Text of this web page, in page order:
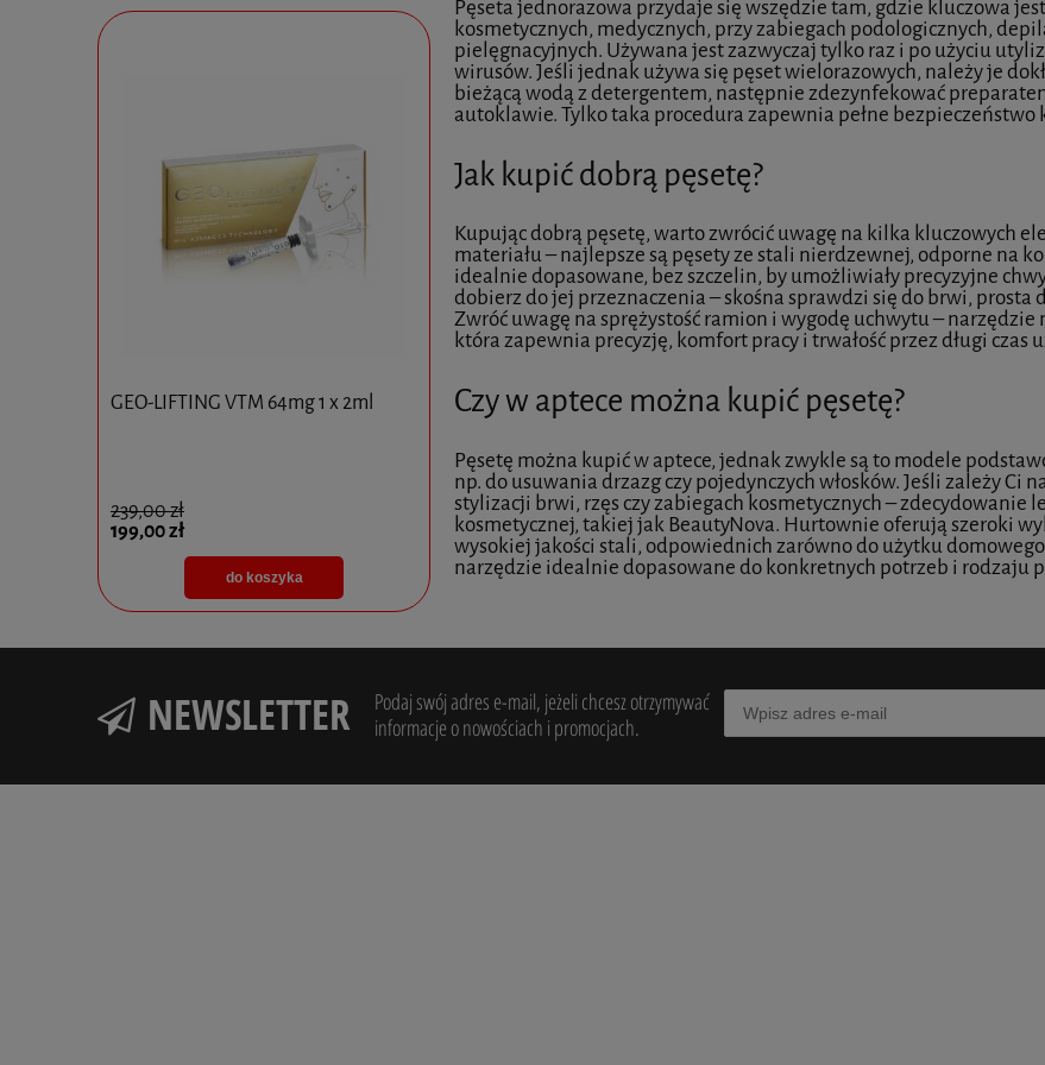
GEO-LIFTING VTM 64mg 1 x 2ml
239,00 zł
199,00 zł
do koszyka
Avajar Rejuvenating Double V Mask
165,00 zł
do koszyka
LipoLax VL 1x10ml
79,00 zł
64,00 zł
do koszyka
Pęseta jednorazowa przydaje się wszędzie tam, gdzie kluczowa
kosmetycznych, medycznych, przy zabiegach podologicznych,
pielęgnacyjnych. Używana jest zazwyczaj tylko raz i po użyciu
wirusów. Jeśli jednak używa się pęset wielorazowych, należy je
bieżącą wodą z detergentem, następnie zdezynfekować
autoklawie. Tylko taka procedura zapewnia pełne
Jak kupić dobrą pęsetę?
Kupując dobrą pęsetę, warto zwrócić uwagę na kilka kluczowych
materiału – najlepsze są pęsety ze stali nierdzewnej, odporne na
idealnie dopasowane, bez szczelin, by umożliwiały precyzyjne
dobierz do jej przeznaczenia – skośna sprawdzi się do brwi,
Zwróć uwagę na sprężystość ramion i wygodę uchwytu –
która zapewnia precyzję, komfort pracy i trwałość przez długi czas
Czy w aptece można kupić pęsetę?
Pęsetę można kupić w aptece, jednak zwykle są to modele
np. do usuwania drzazg czy pojedynczych włosków. Jeśli zależy
stylizacji brwi, rzęs czy zabiegach kosmetycznych –
kosmetycznej, takiej jak BeautyNova. Hurtownie oferują szeroki
wysokiej jakości stali, odpowiednich zarówno do użytku
narzędzie idealnie dopasowane do konkretnych potrzeb i rodzaju
NEWSLETTER
Podaj swój adres e-mail, jeżeli chcesz otrzymywać
informacje o nowościach i promocjach.